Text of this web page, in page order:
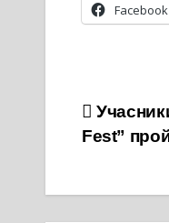
Facebook
записів
Fest”